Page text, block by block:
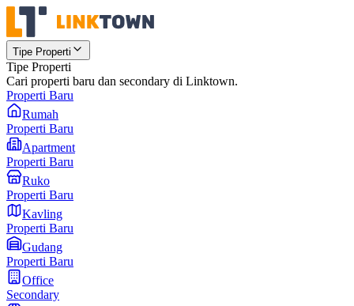
Tipe Properti
Tipe Properti
Cari properti baru dan secondary di Linktown.
Properti Baru
Rumah
Properti Baru
Apartment
Properti Baru
Ruko
Properti Baru
Kavling
Properti Baru
Gudang
Properti Baru
Office
Secondary